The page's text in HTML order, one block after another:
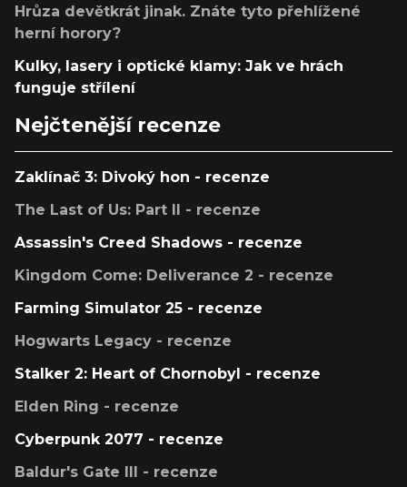
Hrůza devětkrát jinak. Znáte tyto přehlížené
herní horory?
Kulky, lasery i optické klamy: Jak ve hrách
funguje střílení
Nejčtenější recenze
Zaklínač 3: Divoký hon - recenze
The Last of Us: Part II - recenze
Assassin's Creed Shadows - recenze
Kingdom Come: Deliverance 2 - recenze
Farming Simulator 25 - recenze
Hogwarts Legacy - recenze
Stalker 2: Heart of Chornobyl - recenze
Elden Ring - recenze
Cyberpunk 2077 - recenze
Baldur's Gate III - recenze